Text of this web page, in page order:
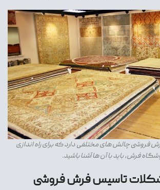
فروشی چالش های مختلفی دارد که برای راه اندازی
فرش، باید با آن ها آشنا باشید.
تاسیس فرش فروشی